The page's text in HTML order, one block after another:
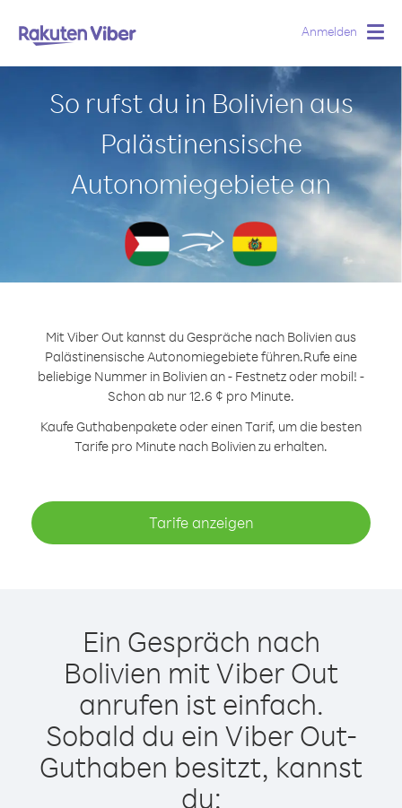
Anmelden
So rufst du in Bolivien aus
Palästinensische
Autonomiegebiete an
Mit Viber Out kannst du Gespräche nach Bolivien aus
Palästinensische Autonomiegebiete führen.Rufe eine
beliebige Nummer in Bolivien an - Festnetz oder mobil! -
Schon ab nur 12.6 ¢ pro Minute.
Kaufe Guthabenpakete oder einen Tarif, um die besten
Tarife pro Minute nach Bolivien zu erhalten.
Tarife anzeigen
Ein Gespräch nach
Bolivien mit Viber Out
anrufen ist einfach.
Sobald du ein Viber Out-
Guthaben besitzt, kannst
du: